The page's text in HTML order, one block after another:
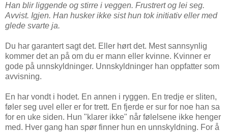
Han blir liggende og stirre i veggen. Frustrert og lei seg.
Avvist. Igjen. Han husker ikke sist hun tok initiativ eller med
glede svarte ja.
Du har garantert sagt det. Eller hørt det. Mest sannsynlig
kommer det an på om du er mann eller kvinne. Kvinner er
gode på unnskyldninger. Unnskyldninger han oppfatter som
avvisning.
En har vondt i hodet. En annen i ryggen. En tredje er sliten,
føler seg uvel eller er for trett. En fjerde er sur for noe han sa
for en uke siden. Hun "klarer ikke" når følelsene ikke henger
med. Hver gang han spør finner hun en unnskyldning. For å